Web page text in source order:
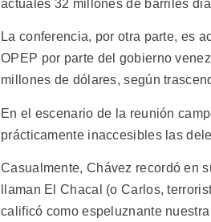
actuales 32 millones de barriles
La conferencia, por otra parte, es
OPEP por parte del gobierno
millones de dólares, según
En el escenario de la reunión
prácticamente inaccesibles las
Casualmente, Chávez recordó en
llaman El Chacal (o Carlos,
calificó como espeluznante